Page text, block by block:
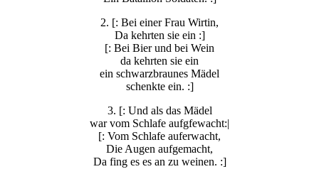
2. [: Bei einer Frau Wirtin,
Da kehrten sie ein :]
[: Bei Bier und bei Wein
da kehrten sie ein
ein schwarzbraunes Mädel
schenkte ein. :]
3. [: Und als das Mädel
war vom Schlafe aufgfewacht:|
[: Vom Schlafe auferwacht,
Die Augen aufgemacht,
Da fing es es an zu weinen. :]